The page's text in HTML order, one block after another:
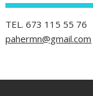
TEL. 673 115 55 76
pahermn@gmail.com